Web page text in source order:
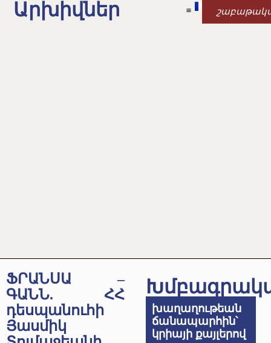
Արխիվներ
ՖՐԱՆՍԱ –
ԳԱՆՆ. ՀՀ
դեսպանուհի
Յասմիկ
խաղաղութեան
ճանապարհին՝
կրիայի քայլերով